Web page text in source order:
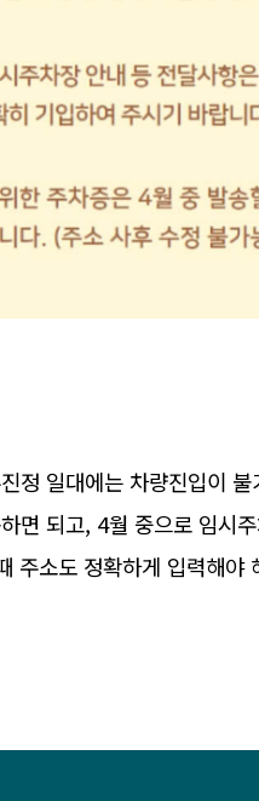
정 일대에는 차량진입이
면 되고, 4월 중으로 임시
주소도 정확하게 입력해야